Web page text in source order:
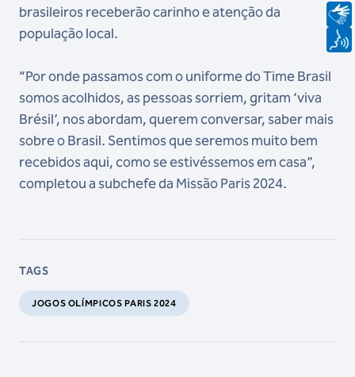
brasileiros receberão carinho e atenção da
população local.
“Por onde passamos com o uniforme do Time Brasil
somos acolhidos, as pessoas sorriem, gritam ‘viva
Brésil’, nos abordam, querem conversar, saber mais
sobre o Brasil. Sentimos que seremos muito bem
recebidos aqui, como se estivéssemos em casa”,
completou a subchefe da Missão Paris 2024.
TAGS
JOGOS OLÍMPICOS PARIS 2024